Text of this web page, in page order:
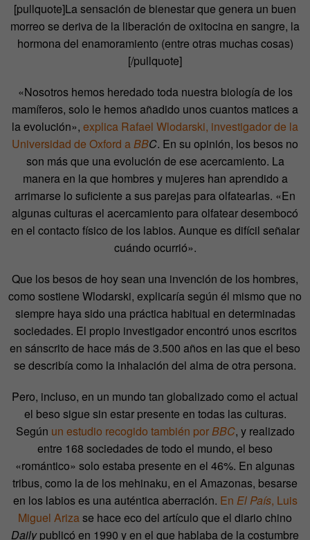
[pullquote]La sensación de bienestar que genera un buen
morreo se deriva de la liberación de oxitocina en sangre, la
hormona del enamoramiento (entre otras muchas cosas)
[/pullquote]
«Nosotros hemos heredado toda nuestra biología de los
mamíferos, solo le hemos añadido unos cuantos matices a
la evolución», explica Rafael Wlodarski, investigador de la
Universidad de Oxford aBBC. En su opinión, los besos no
son más que una evolución de ese acercamiento. La
manera en la que hombres y mujeres han aprendido a
arrimarse lo suficiente a sus parejas para olfatearlas. «En
algunas culturas el acercamiento para olfatear desembocó
en el contacto físico de los labios. Aunque es difícil señalar
cuándo ocurrió».
Que los besos de hoy sean una invención de los hombres,
como sostiene Wlodarski, explicaría según él mismo que no
siempre haya sido una práctica habitual en determinadas
sociedades. El propio investigador encontró unos escritos
en sánscrito de hace más de 3.500 años en las que el beso
se describía como la inhalación del alma de otra persona.
Pero, incluso, en un mundo tan globalizado como el actual
el beso sigue sin estar presente en todas las culturas.
Según un estudio recogido también porBBC, y realizado
entre 168 sociedades de todo el mundo, el beso
«romántico» solo estaba presente en el 46%. En algunas
tribus, como la de los mehinaku, en el Amazonas, besarse
en los labios es una auténtica aberración. En El País, Luis
Miguel Arizase hace eco del artículo que el diario chino
Dailypublicó en 1990 y en el que hablaba de la costumbre